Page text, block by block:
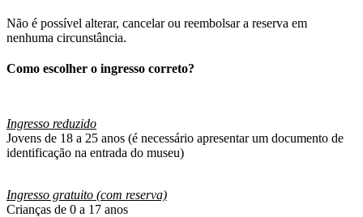
Não é possível alterar, cancelar ou reembolsar a reserva em
nenhuma circunstância.
Como escolher o ingresso correto?
Ingresso reduzido
Jovens de 18 a 25 anos (é necessário apresentar um documento de
identificação na entrada do museu)
Ingresso gratuito (com reserva)
Crianças de 0 a 17 anos